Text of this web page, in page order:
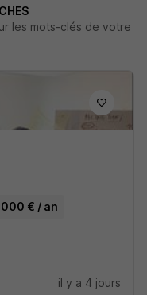
les mots-clés de votre
€ / an
il y a 4 jours